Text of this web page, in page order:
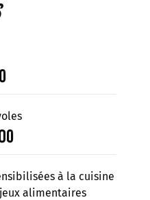
à la cuisine
alimentaires